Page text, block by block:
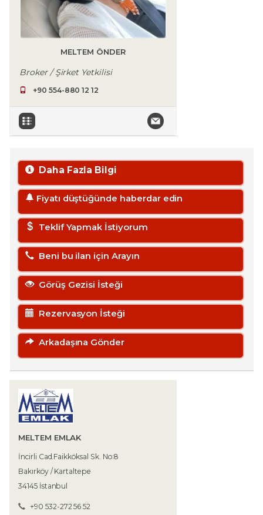
MELTEM ÖNDER
Broker / Şirket Yetkilisi
+90 554-880 12 12
Daha Fazla Bilgi
Fiyatı düştüğünde haberdar edin
Teklif Yapmak İstiyorum
Beni bu ilan için Arayın
Görüş Gezisi İsteği
Rezervasyon İsteği
Arkadaşına Gönder
MELTEM EMLAK
İncirli Cad.Faikköksal Sk. No:8
Bakırköy / Kartaltepe
34145 İstanbul
+90 532-272 56 52